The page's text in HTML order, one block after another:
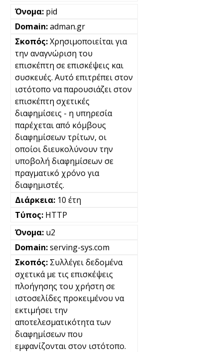
pid
adman.gr
Χρησιμοποιείται για
την αναγνώριση του
επισκέπτη σε επισκέψεις και
συσκευές. Αυτό επιτρέπει στον
ιστότοπο να παρουσιάζει στον
επισκέπτη σχετικές
διαφημίσεις - η υπηρεσία
παρέχεται από κόμβους
διαφημίσεων τρίτων, οι
οποίοι διευκολύνουν την
υποβολή διαφημίσεων σε
πραγματικό χρόνο για
διαφημιστές.
10 έτη
HTTP
u2
serving-sys.com
Συλλέγει δεδομένα
σχετικά με τις επισκέψεις
πλοήγησης του χρήστη σε
ιστοσελίδες προκειμένου να
εκτιμήσει την
αποτελεσματικότητα των
διαφημίσεων που
εμφανίζονται στον ιστότοπο.